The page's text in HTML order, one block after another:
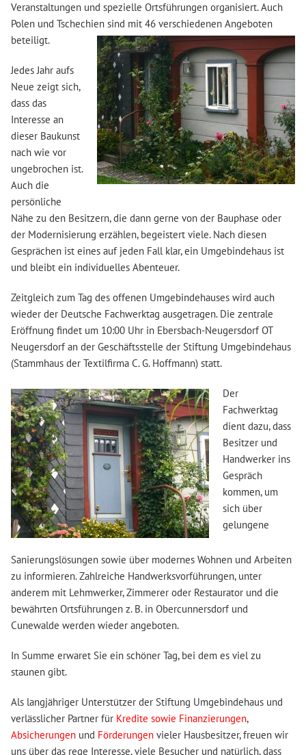
Veranstaltungen und spezielle Ortsführungen organisiert. Auch
Polen und Tschechien sind mit 46 verschiedenen Angeboten
beteiligt.
Jedes Jahr aufs
Neue zeigt sich,
dass das
Interesse an
dieser Baukunst
nach wie vor
ungebrochen ist.
Auch die
persönliche
Nähe zu den Besitzern, die dann gerne von der Bauphase oder
der Modernisierung erzählen, begeistert viele. Nach diesen
Gesprächen ist eines auf jeden Fall klar, ein Umgebindehaus ist
und bleibt ein individuelles Abenteuer.
Zeitgleich zum Tag des offenen Umgebindehauses wird auch
wieder der Deutsche Fachwerktag ausgetragen. Die zentrale
Eröffnung findet um 10:00 Uhr in Ebersbach-Neugersdorf OT
Neugersdorf an der Geschäftsstelle der Stiftung Umgebindehaus
(Stammhaus der Textilfirma C. G. Hoffmann) statt.
Der
Fachwerktag
dient dazu, dass
Besitzer und
Handwerker ins
Gespräch
kommen, um
sich über
gelungene
Sanierungslösungen sowie über modernes Wohnen und Arbeiten
zu informieren. Zahlreiche Handwerksvorführungen, unter
anderem mit Lehmwerker, Zimmerer oder Restaurator und die
bewährten Ortsführungen z. B. in Obercunnersdorf und
Cunewalde werden wieder angeboten.
In Summe erwaret Sie ein schöner Tag, bei dem es viel zu
staunen gibt.
Als langjähriger Unterstützer der Stiftung Umgebindehaus und
verlässlicher Partner für Kredite sowie Finanzierungen,
Absicherungenund Förderungenvieler Hausbesitzer, freuen wir
uns über das rege Interesse, viele Besucher und natürlich, dass